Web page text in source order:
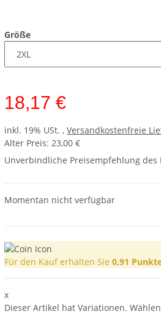
Größe
18,17 €
inkl. 19% USt. , Versandkostenfreie
Alter Preis: 23,00 €
Unverbindliche Preisempfehlung des
Momentan nicht verfügbar
Für den Kauf erhalten Sie 0,91
x
Dieser Artikel hat Variationen.